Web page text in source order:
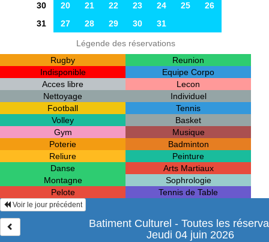
30
20 21 22 23 24 25
26
31
27 28 29 30 31
Légende des réservations
Rugby
Reunion
Indisponible
Equipe Corpo
Acces libre
Lecon
Nettoyage
Individuel
Football
Tennis
Volley
Basket
Gym
Musique
Poterie
Badminton
Reliure
Peinture
Danse
Arts Martiaux
Montagne
Sophrologie
Pelote
Tennis de Table
Voir le jour précédent
Batiment Culturel - Toutes les
Jeudi 04 juin 2026